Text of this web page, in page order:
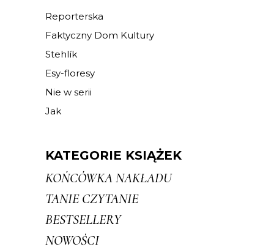
Reporterska
Faktyczny Dom Kultury
Stehlík
Esy-floresy
Nie w serii
Jak
KATEGORIE KSIĄŻEK
KOŃCÓWKA NAKŁADU
TANIE CZYTANIE
BESTSELLERY
NOWOŚCI